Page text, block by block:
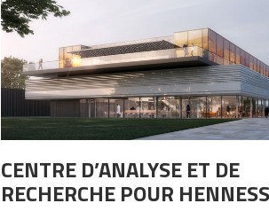
CENTRE D’ANALYSE ET DE
RECHERCHE POUR